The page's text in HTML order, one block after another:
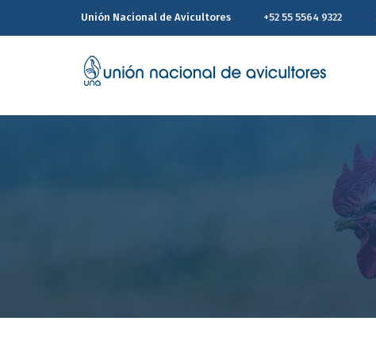
Unión Nacional de Avicultores +52 55 5564 9322